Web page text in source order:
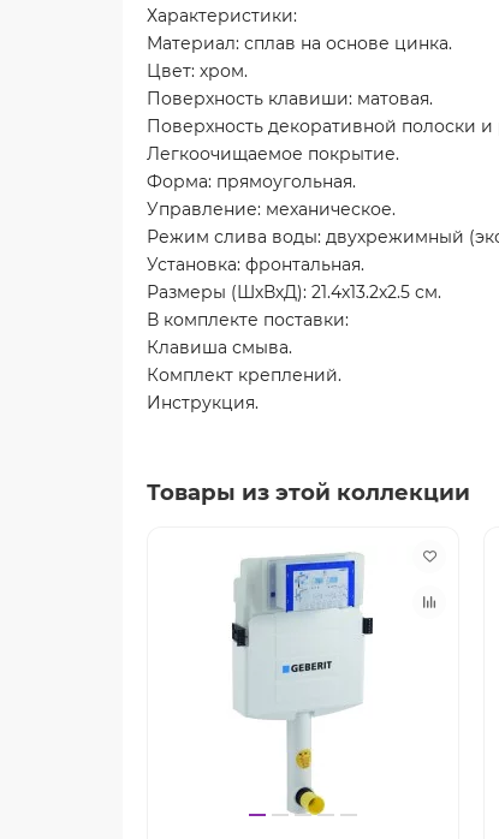
Характеристики:
Материал: сплав на основе цинка.
Цвет: хром.
Поверхность клавиши: матовая.
Поверхность декоративной полоски и
Легкоочищаемое покрытие.
Форма: прямоугольная.
Управление: механическое.
Режим слива воды: двухрежимный
Установка: фронтальная.
Размеры (ШхВхД): 21.4х13.2х2.5 см.
В комплекте поставки:
Клавиша смыва.
Комплект креплений.
Инструкция.
Товары из этой коллекции